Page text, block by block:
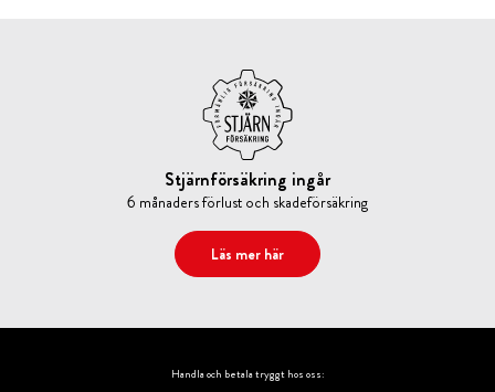
Stjärnförsäkring ingår
6 månaders förlust och skadeförsäkring
Läs mer här
Handla och betala tryggt hos oss: